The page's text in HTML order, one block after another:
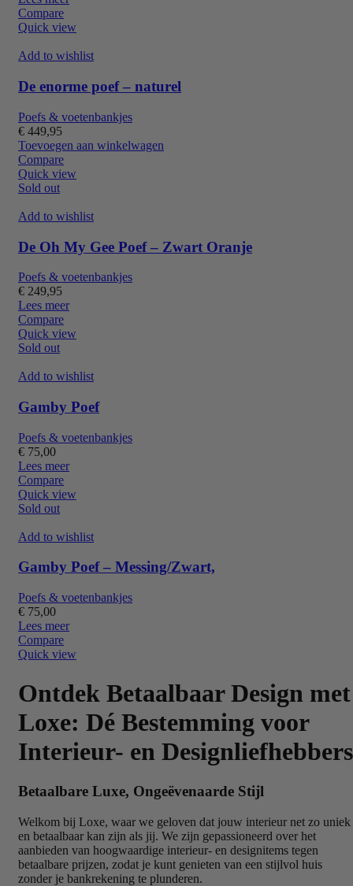
Compare
Quick view
Add to wishlist
De enorme poef – naturel
Poefs & voetenbankjes
€ 449,95
Toevoegen aan winkelwagen
Compare
Quick view
Sold out
Add to wishlist
De Oh My Gee Poef – Zwart Oranje
Poefs & voetenbankjes
€ 249,95
Lees meer
Compare
Quick view
Sold out
Add to wishlist
Gamby Poef
Poefs & voetenbankjes
€ 75,00
Lees meer
Compare
Quick view
Sold out
Add to wishlist
Gamby Poef – Messing/Zwart,
Poefs & voetenbankjes
€ 75,00
Lees meer
Compare
Quick view
Ontdek Betaalbaar Design met
Loxe: Dé Bestemming voor
Interieur- en Designliefhebbers
Betaalbare Luxe, Ongeëvenaarde Stijl
Welkom bij Loxe, waar we geloven dat jouw interieur net zo uniek
en betaalbaar kan zijn als jij. We zijn gepassioneerd over het
aanbieden van hoogwaardige interieur- en designitems tegen
betaalbare prijzen, zodat je kunt genieten van een stijlvol huis
zonder je bankrekening te plunderen.